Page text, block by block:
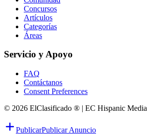
Concursos
Artículos
Categorías
Áreas
Servicio y Apoyo
FAQ
Contáctanos
Consent Preferences
© 2026 ElClasificado ® | EC Hispanic Media
PublicarPublicar Anuncio